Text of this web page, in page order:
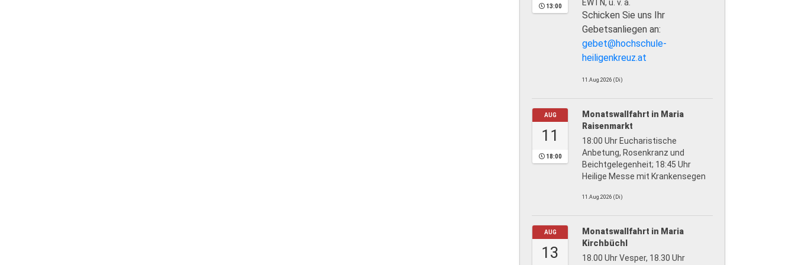
13:00 EWTN, u. v. a.
Schicken Sie uns Ihr
Gebetsanliegen an:
gebet@hochschule-
heiligenkreuz.at
11.Aug.2026 (Di)
AUG
11
18:00
Monatswallfahrt in Maria
Raisenmarkt
18:00 Uhr Eucharistische
Anbetung, Rosenkranz und
Beichtgelegenheit; 18:45 Uhr
Heilige Messe mit Krankensegen
11.Aug.2026 (Di)
AUG
13
Monatswallfahrt in Maria
Kirchbüchl
18.00 Uhr Vesper, 18.30 Uhr